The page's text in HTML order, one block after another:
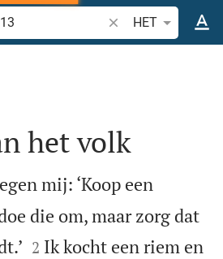
Zoek Bijbelvers of
HET
het volk
mij: ‘Koop een
die om, maar zorg dat


2 Ik kocht een riem en